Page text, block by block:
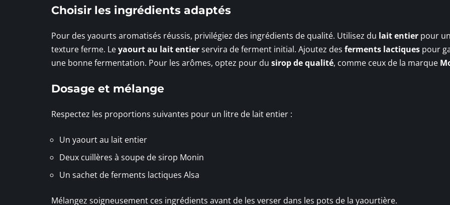
Choisir les ingrédients adaptés
Pour des yaourts aromatisés réussis, privilégiez des ingrédients de qualité. Utilisez du lait entier pour
texture ferme. Leyaourt au lait entierservira de ferment initial. Ajoutez des ferments lactiques pour
une bonne fermentation. Pour les arômes, optez pour du sirop de qualité, comme ceux de la marque
Dosage et mélange
Respectez les proportions suivantes pour un litre de lait entier :
Un yaourt au lait entier
Deux cuillères à soupe de sirop Monin
Un sachet de ferments lactiques Alsa
Mélangez soigneusement ces ingrédients avant de les verser dans les pots de la yaourtière.